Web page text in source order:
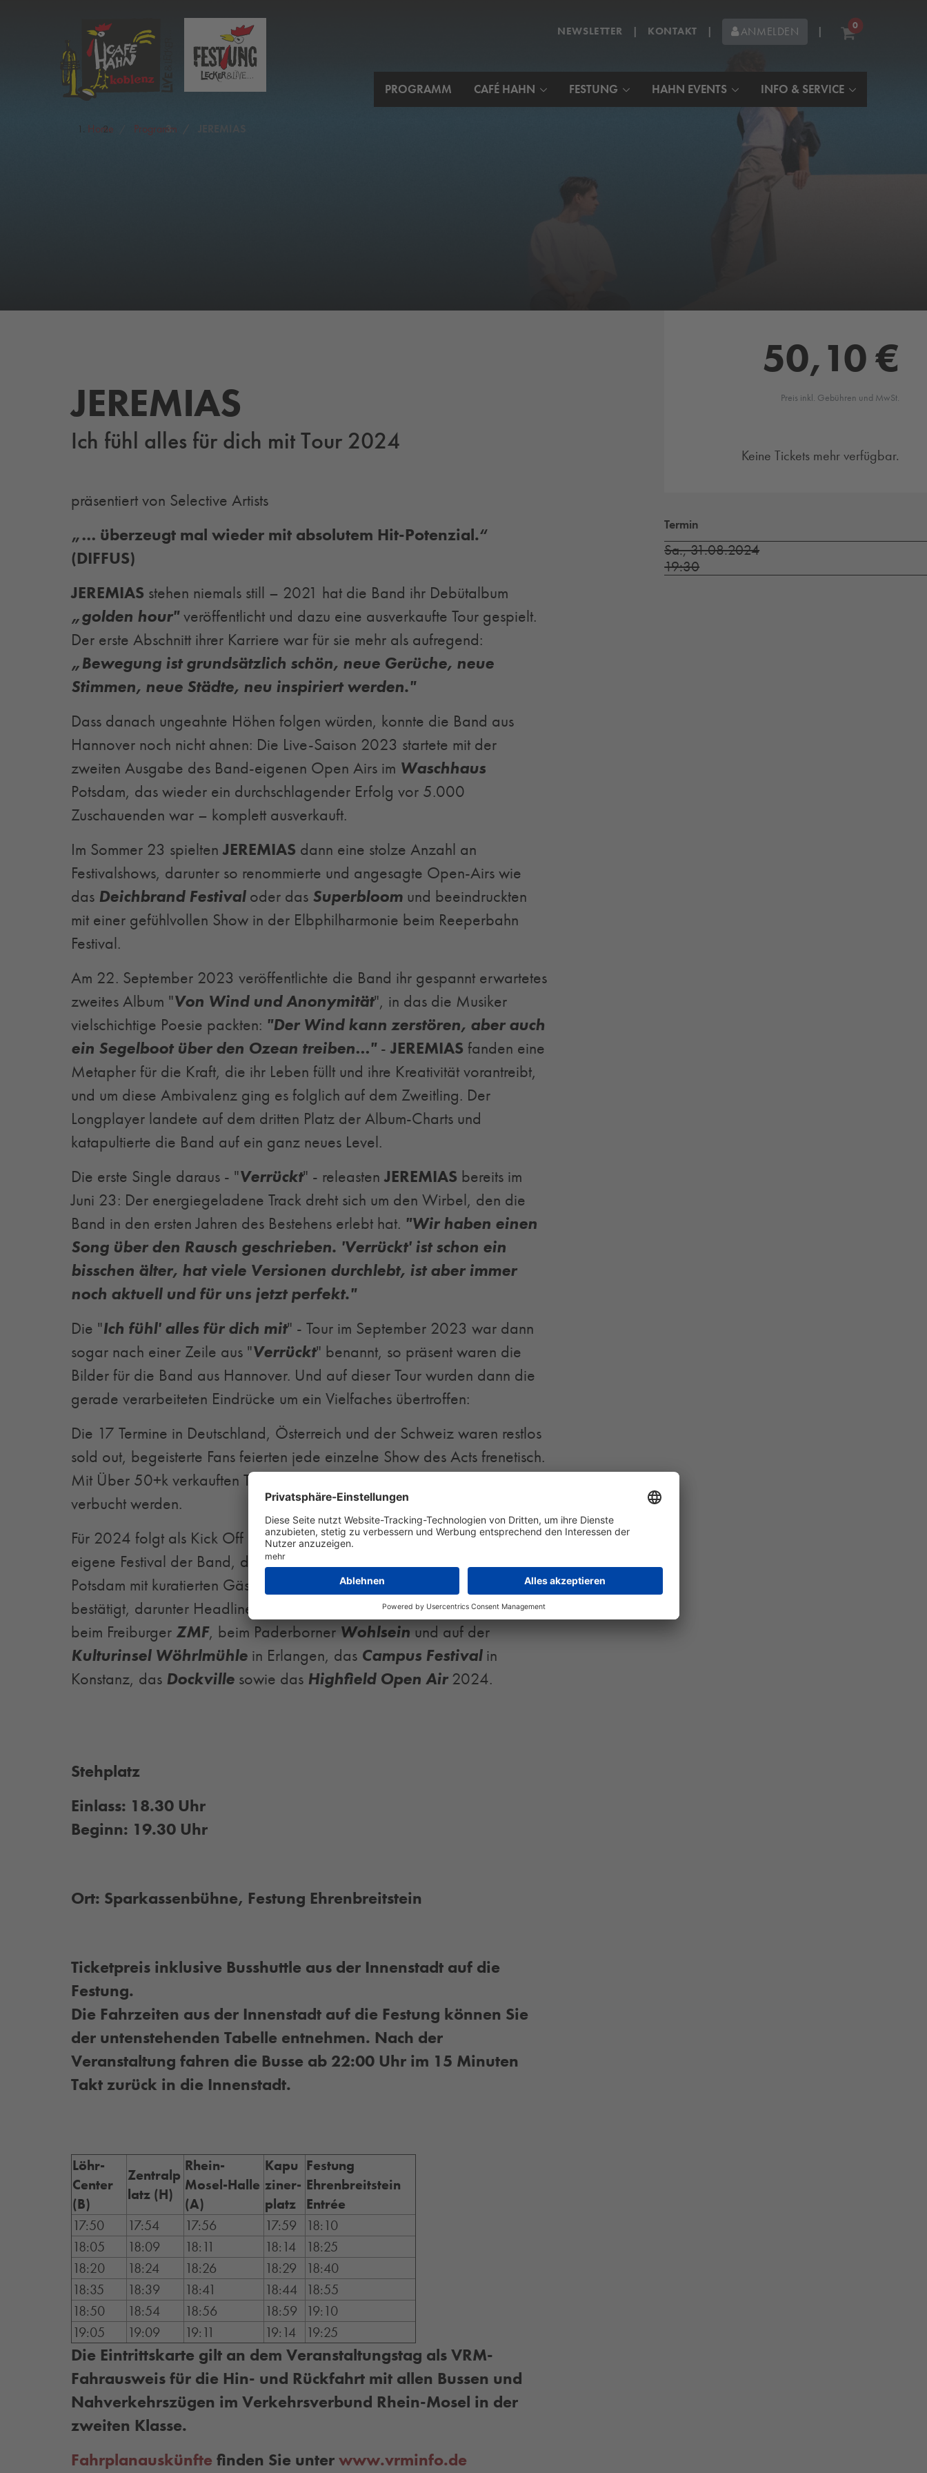
NEWSLETTER | KONTAKT | ANMELDEN | 0
PROGRAMM CAFÉ HAHN FESTUNG HAHN EVENTS INFO & SERVICE
Home Programm JEREMIAS
50,10 €
Preis inkl. Gebühren und MwSt.
Keine Tickets mehr verfügbar.
Termin
Sa., 31.08.2024
19:30
JEREMIAS
Ich fühl alles für dich mit Tour 2024
präsentiert von Selective Artists
„… überzeugt mal wieder mit absolutem Hit-Potenzial.“
(DIFFUS)
JEREMIAS stehen niemals still – 2021 hat die Band ihr Debütalbum
„golden hour"veröffentlicht und dazu eine ausverkaufte Tour gespielt.
Der erste Abschnitt ihrer Karriere war für sie mehr als aufregend:
„Bewegung ist grundsätzlich schön, neue Gerüche, neue
Stimmen, neue Städte, neu inspiriert werden."
Dass danach ungeahnte Höhen folgen würden, konnte die Band aus
Hannover noch nicht ahnen: Die Live-Saison 2023 startete mit der
zweiten Ausgabe des Band-eigenen Open Airs im Waschhaus
Potsdam, das wieder ein durchschlagender Erfolg vor 5.000
Zuschauenden war – komplett ausverkauft.
Im Sommer 23 spielten JEREMIAS dann eine stolze Anzahl an
Festivalshows, darunter so renommierte und angesagte Open-Airs wie
das Deichbrand Festivaloder das Superbloomund beeindruckten
mit einer gefühlvollen Show in der Elbphilharmonie beim Reeperbahn
Festival.
Am 22. September 2023 veröffentlichte die Band ihr gespannt erwartetes
zweites Album "Von Wind und Anonymität", in das die Musiker
vielschichtige Poesie packten: "Der Wind kann zerstören, aber auch
ein Segelboot über den Ozean treiben…"- JEREMIAS fanden eine
Metapher für die Kraft, die ihr Leben füllt und ihre Kreativität vorantreibt,
und um diese Ambivalenz ging es folglich auf dem Zweitling. Der
Longplayer landete auf dem dritten Platz der Album-Charts und
katapultierte die Band auf ein ganz neues Level.
Die erste Single daraus - "Verrückt" - releasten JEREMIAS bereits im
Juni 23: Der energiegeladene Track dreht sich um den Wirbel, den die
Band in den ersten Jahren des Bestehens erlebt hat. "Wir haben einen
Song über den Rausch geschrieben. 'Verrückt' ist schon ein
bisschen älter, hat viele Versionen durchlebt, ist aber immer
noch aktuell und für uns jetzt perfekt."
Die "Ich fühl' alles für dich mit" - Tour im September 2023 war dann
sogar nach einer Zeile aus "Verrückt" benannt, so präsent waren die
Bilder für die Band aus Hannover. Und auf dieser Tour wurden dann die
gerade verarbeiteten Eindrücke um ein Vielfaches übertroffen:
Die 17 Termine in Deutschland, Österreich und der Schweiz waren restlos
sold out, begeisterte Fans feierten jede einzelne Show des Acts frenetisch.
Mit Über 50+k verkauften Tickets konnte die Tour als voller Erfolg
verbucht werden.
Für 2024 folgt als Kick Off der Saison das nun zur Tradition gewordene
eigene Festival der Band, dasJEREMIAS
Potsdam mit kuratierten Gästen. Weitere Konzerte und Festivals sind schon
bestätigt, darunter Headline-Shows beim
Tollwood 2024in München,
beim Freiburger ZMF, beim Paderborner Wohlsein und auf der
Kulturinsel Wöhrlmühlein Erlangen, das Campus Festivalin
Konstanz, das Dockvillesowie das Highfield Open Air2024.
Stehplatz
Einlass: 18.30 Uhr
Beginn: 19.30 Uhr
Ort: Sparkassenbühne, Festung Ehrenbreitstein
Ticketpreis inklusive Busshuttle aus der Innenstadt auf die
Festung.
Die Fahrzeiten aus der Innenstadt auf die Festung können Sie
der untenstehenden Tabelle entnehmen. Nach der
Veranstaltung fahren die Busse ab 22:00 Uhr im 15 Minuten
Takt zurück in die Innenstadt.
Löhr-
Center
(B)
Zentralp
latz (H)
Rhein-
Mosel-Halle
(A)
Kapu
ziner-
platz
Festung
Ehrenbreitstein
Entrée
17:50
17:54 17:56 17:59
18:10
18:05
18:09 18:11 18:14
18:25
18:20
18:24 18:26 18:29
18:40
18:35
18:39 18:41 18:44
18:55
18:50
18:54 18:56 18:59
19:10
19:05
19:09 19:11 19:14 19:25
Die Eintrittskarte gilt an dem Veranstaltungstag als VRM-
Fahrausweis für die Hin- und Rückfahrt mit allen Bussen und
Nahverkehrszügen im Verkehrsverbund Rhein-Mosel in der
zweiten Klasse.
Fahrplanauskünfte finden Sie unterwww.vrminfo.de